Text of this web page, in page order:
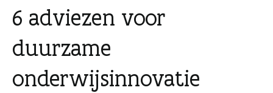
e
6 adviezen voor
duurzame
onderwijsinnovatie